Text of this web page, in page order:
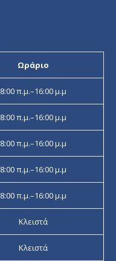
Ωράριο
8:00 π.μ.–16:00 μ.μ
8:00 π.μ.–16:00 μ.μ
8:00 π.μ.–16:00 μ.μ
8:00 π.μ.–16:00 μ.μ
8:00 π.μ.–16:00 μ.μ
Κλειστά
Κλειστά